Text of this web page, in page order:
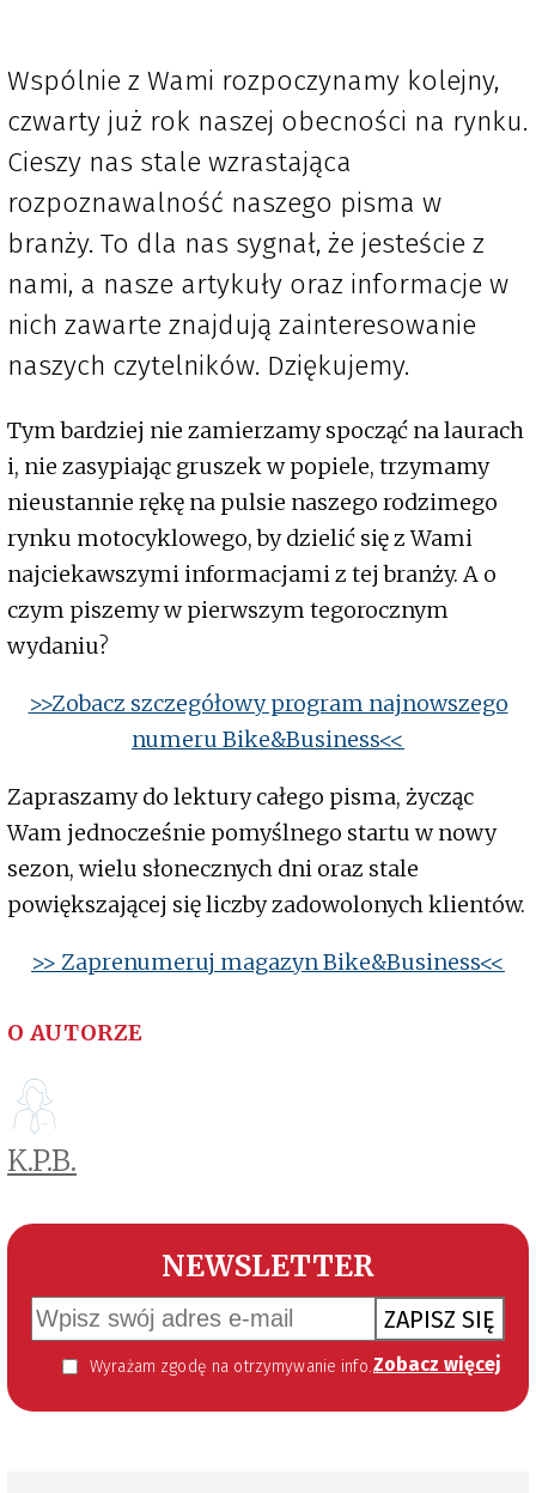
Wspólnie z Wami rozpoczynamy kolejny,
czwarty już rok naszej obecności na rynku.
Cieszy nas stale wzrastająca
rozpoznawalność naszego pisma w
branży. To dla nas sygnał, że jesteście z
nami, a nasze artykuły oraz informacje w
nich zawarte znajdują zainteresowanie
naszych czytelników. Dziękujemy.
Tym bardziej nie zamierzamy spocząć na laurach
i, nie zasypiając gruszek w popiele, trzymamy
nieustannie rękę na pulsie naszego rodzimego
rynku motocyklowego, by dzielić się z Wami
najciekawszymi informacjami z tej branży. A o
czym piszemy w pierwszym tegorocznym
wydaniu?
>>Zobacz szczegółowy program najnowszego
numeru Bike&Business<<
Zapraszamy do lektury całego pisma, życząc
Wam jednocześnie pomyślnego startu w nowy
sezon, wielu słonecznych dni oraz stale
powiększającej się liczby zadowolonych klientów.
>> Zaprenumeruj magazyn Bike&Business<<
O AUTORZE
K.P.B.
NEWSLETTER
ZAPISZ SIĘ
Wyrażam zgodę na otrzymywanie informacji handlowej kierowanej do mnie za pomocą środków komunikacji elektronicznej w szczególności poczty elektronicznej zgodnie z przepisem art. 10 ust 2 ustawy z dnia 18 lipca 2002 roku o świadczeniu usług drogą elektroniczną (Dz. U. 144 z 2002 r. poz. 1204). Zgoda jest dobrowolna, jednak jej wyrażenie jest konieczne, aby otrzymywać newsletter. Zobacz więcej